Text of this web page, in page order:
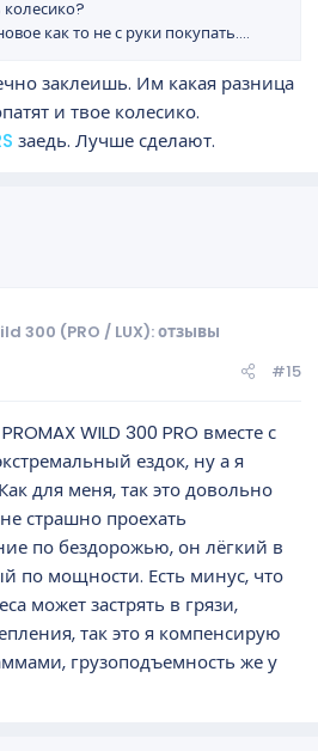
как то не с руки покупать....
заклеишь. Им какая разница
и твое колесико.
заедь. Лучше сделают.
300 (PRO / LUX): отзывы
#15
WILD 300 PRO вместе с
ездок, ну а я
для меня, так это довольно
страшно проехать
по бездорожью, он лёгкий в
по мощности. Есть минус, что
может застрять в грязи,
так это я компенсирую
грузоподъемность же у